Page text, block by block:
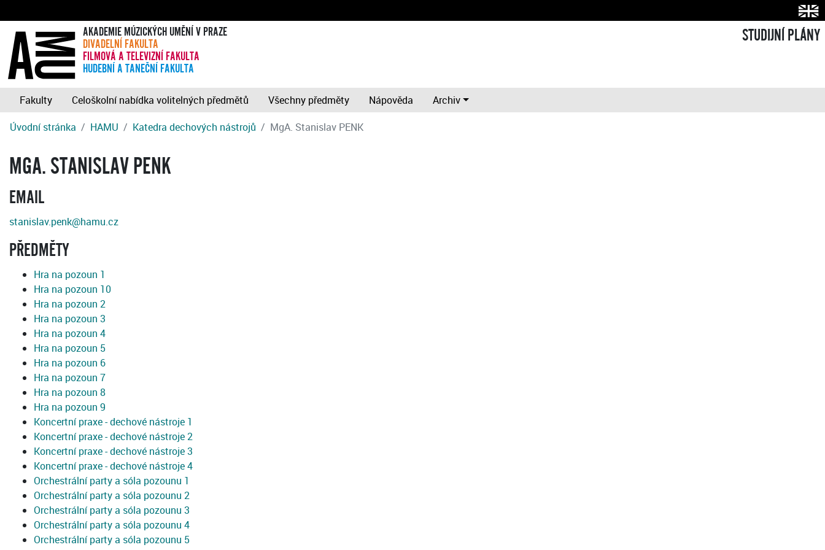
AKADEMIE MÚZICKÝCH UMĚNÍ V PRAZE
DIVADELNÍ FAKULTA
FILMOVÁ A TELEVIZNÍ FAKULTA
HUDEBNÍ A TANEČNÍ FAKULTA
STUDIJNÍ PLÁNY
Fakulty Celoškolní nabídka volitelných předmětů Všechny předměty Nápověda
Archiv
Úvodní stránka
HAMU Katedra dechových nástrojů MgA. Stanislav PENK
MGA. STANISLAV PENK
EMAIL
stanislav.penk@hamu.cz
PŘEDMĚTY
Hra na pozoun 1
Hra na pozoun 10
Hra na pozoun 2
Hra na pozoun 3
Hra na pozoun 4
Hra na pozoun 5
Hra na pozoun 6
Hra na pozoun 7
Hra na pozoun 8
Hra na pozoun 9
Koncertní praxe - dechové nástroje 1
Koncertní praxe - dechové nástroje 2
Koncertní praxe - dechové nástroje 3
Koncertní praxe - dechové nástroje 4
Orchestrální party a sóla pozounu 1
Orchestrální party a sóla pozounu 2
Orchestrální party a sóla pozounu 3
Orchestrální party a sóla pozounu 4
Orchestrální party a sóla pozounu 5